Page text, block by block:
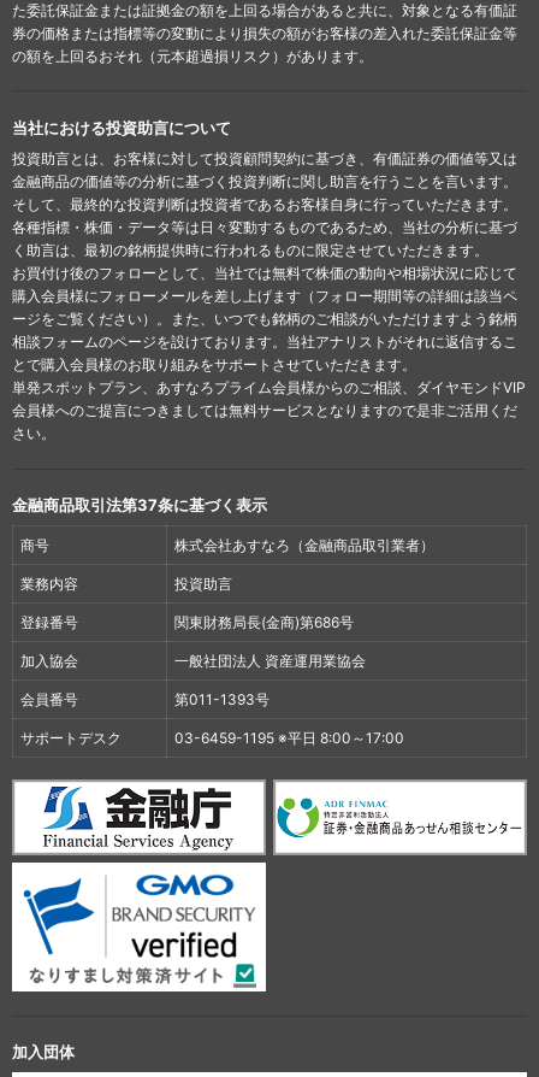
た委託保証金または証拠金の額を上回る場合があると共に、対象となる有価証
券の価格または指標等の変動により損失の額がお客様の差入れた委託保証金等
の額を上回るおそれ（元本超過損リスク）があります。
当社における投資助言について
投資助言とは、お客様に対して投資顧問契約に基づき、有価証券の価値等又は
金融商品の価値等の分析に基づく投資判断に関し助言を行うことを言います。
そして、最終的な投資判断は投資者であるお客様自身に行っていただきます。
各種指標・株価・データ等は日々変動するものであるため、当社の分析に基づ
く助言は、最初の銘柄提供時に行われるものに限定させていただきます。
お買付け後のフォローとして、当社では無料で株価の動向や相場状況に応じて
購入会員様にフォローメールを差し上げます（フォロー期間等の詳細は該当ペ
ージをご覧ください）。また、いつでも銘柄のご相談がいただけますよう銘柄
相談フォームのページを設けております。当社アナリストがそれに返信するこ
とで購入会員様のお取り組みをサポートさせていただきます。
単発スポットプラン、あすなろプライム会員様からのご相談、ダイヤモンドVIP
会員様へのご提言につきましては無料サービスとなりますので是非ご活用くだ
さい。
金融商品取引法第37条に基づく表示
商号 株式会社あすなろ（金融商品取引業者）
業務内容 投資助言
登録番号 関東財務局長(金商)第686号
加入協会 一般社団法人 資産運用業協会
会員番号 第011-1393号
サポートデスク 03-6459-1195 ※平日 8:00～17:00
加入団体